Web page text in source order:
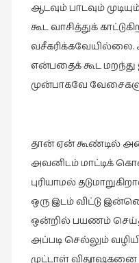
புத்தக
கண்காட்சி2019
புத்தக
விமர்சனம்
காட்சி
தினங்கள்
புனைவுக்குறிப்புகள்
பெயரற்ற
ஆடவும் பாடவும்
கூட வாசித்துக்
என்பதைக் கூட
முன்பாகவே
தான் ஏன் கூண்டில்
அவனிடம் மாட்டிக்
புரியாமல்
ஒரு இடம் விட்டு
ஒன்றில் பயணம்
அப்படி செல்லும்
முட்டாள்